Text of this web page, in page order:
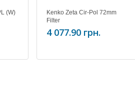
(W)
Kenko Zeta Cir-Pol 72mm
Filter
4 077.90 грн.